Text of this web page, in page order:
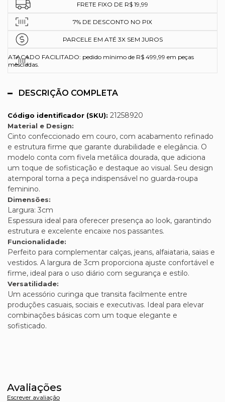
FRETE FIXO DE R$ 19,99
7% DE DESCONTO NO PIX
PARCELE EM ATÉ 3X SEM JUROS
ATACADO FACILITADO: pedido mínimo de R$ 499,99 em peças
mescladas.
DESCRIÇÃO COMPLETA
Código identificador (SKU): 21258920
Material e Design:
Cinto confeccionado em couro, com acabamento refinado
e estrutura firme que garante durabilidade e elegância. O
modelo conta com fivela metálica dourada, que adiciona
um toque de sofisticação e destaque ao visual. Seu design
atemporal torna a peça indispensável no guarda-roupa
feminino.
Dimensões:
Largura: 3cm
Espessura ideal para oferecer presença ao look, garantindo
estrutura e excelente encaixe nos passantes.
Funcionalidade:
Perfeito para complementar calças, jeans, alfaiataria, saias e
vestidos. A largura de 3cm proporciona ajuste confortável e
firme, ideal para o uso diário com segurança e estilo.
Versatilidade:
Um acessório curinga que transita facilmente entre
produções casuais, sociais e executivas. Ideal para elevar
combinações básicas com um toque elegante e
sofisticado.
Avaliações
Escrever avaliação